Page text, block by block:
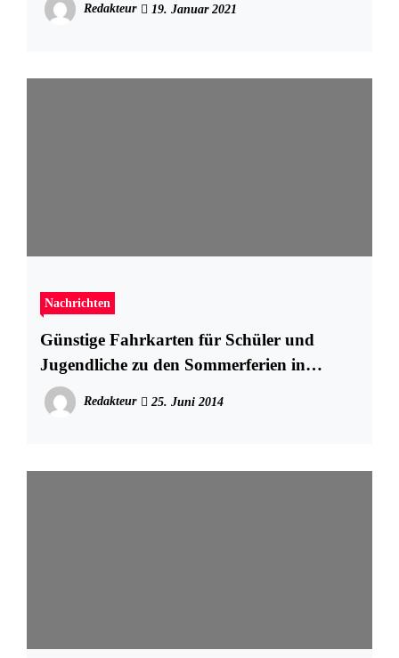
Redakteur 19. Januar 2021
Nachrichten
Günstige Fahrkarten für Schüler und
Jugendliche zu den Sommerferien in
Hamburg
Redakteur 25. Juni 2014